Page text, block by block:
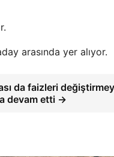
arasında yer alıyor.
da faizleri
devam etti →